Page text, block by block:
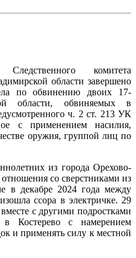
комитета
области завершено
по обвинению двоих 17-
области, обвиняемых в
ч. 2 ст. 213 УК
с применением насилия,
оружия, группой лиц по
из города Орехово-
со сверстниками из
в декабре 2024 года между
ссора в электричке. 29
с другими подростками
в Костерево с намерением
и применять силу к местной